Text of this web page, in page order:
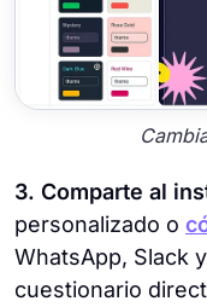
3. Comparte al
personalizado o
WhatsApp, Slack
cuestionario